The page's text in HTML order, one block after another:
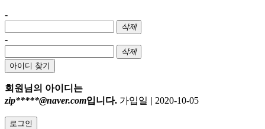
-
삭제
-
삭제
아이디 찾기
회원님의 아이디는
zip*****@naver.com입니다. 가입일 | 2020-10-05
로그인